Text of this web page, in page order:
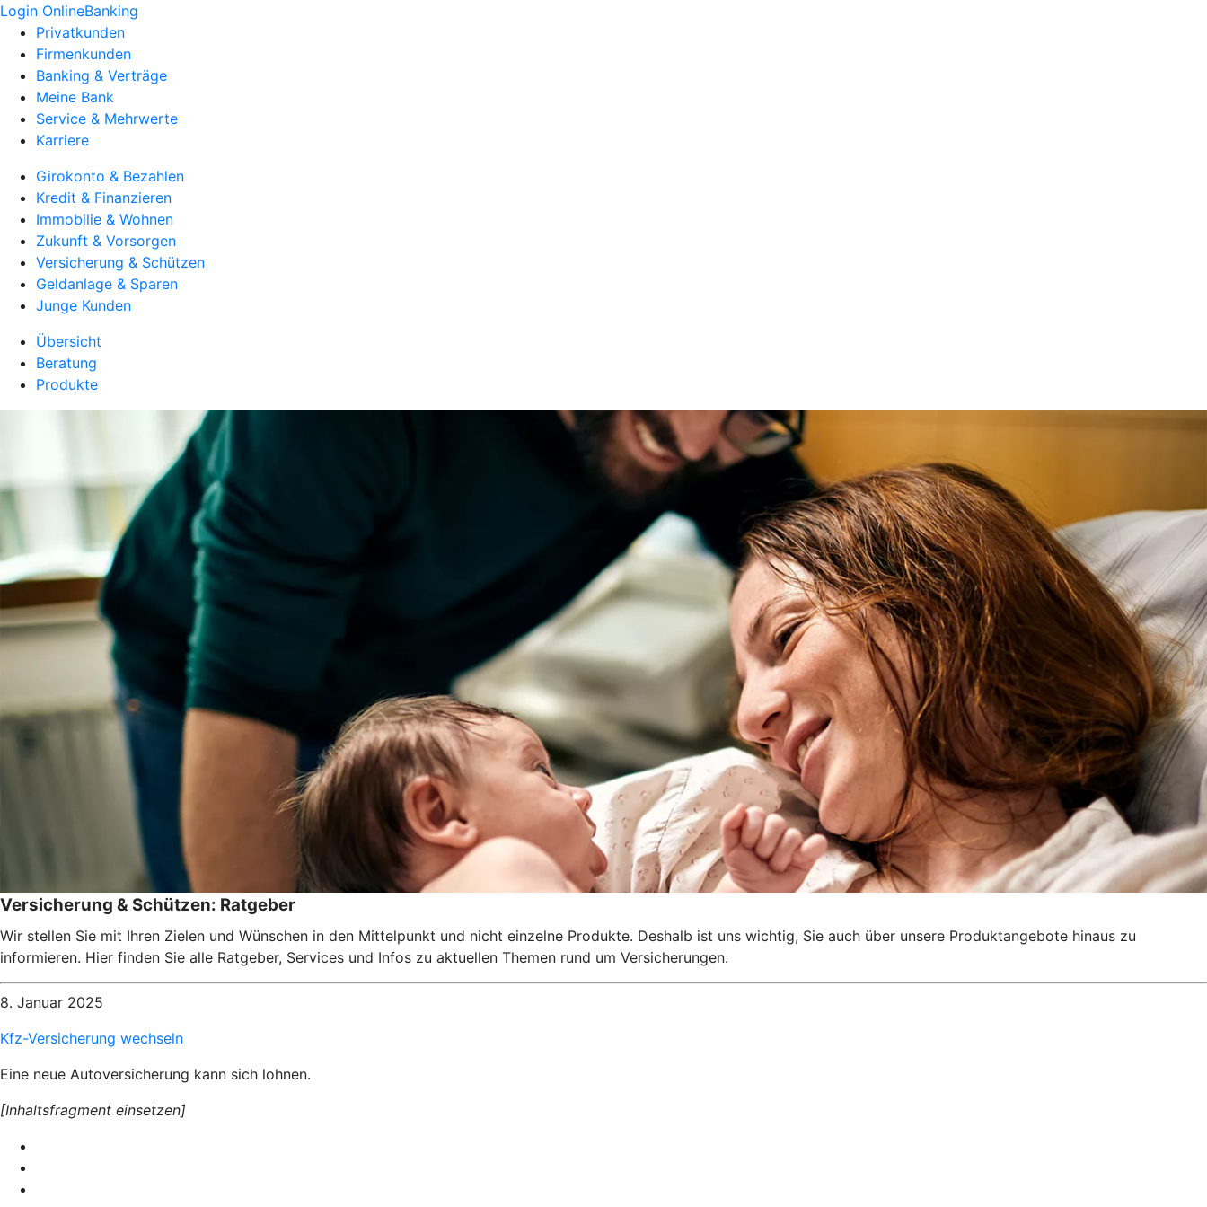
Login OnlineBanking
Privatkunden
Firmenkunden
Banking & Verträge
Meine Bank
Service & Mehrwerte
Karriere
Girokonto & Bezahlen
Kredit & Finanzieren
Immobilie & Wohnen
Zukunft & Vorsorgen
Versicherung & Schützen
Geldanlage & Sparen
Junge Kunden
Übersicht
Beratung
Produkte
Versicherung & Schützen: Ratgeber
Wir stellen Sie mit Ihren Zielen und Wünschen in den Mittelpunkt und nicht einzelne Produkte. Deshalb ist uns wichtig, Sie auch über unsere Produktangebote hinaus zu
informieren. Hier finden Sie alle Ratgeber, Services und Infos zu aktuellen Themen rund um Versicherungen.
8. Januar 2025
Kfz-Versicherung wechseln
Eine neue Autoversicherung kann sich lohnen.
[Inhaltsfragment einsetzen]